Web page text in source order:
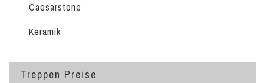
Caesarstone
Keramik
Treppen Preise